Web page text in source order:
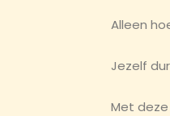
Alleen
Jezelf
Met